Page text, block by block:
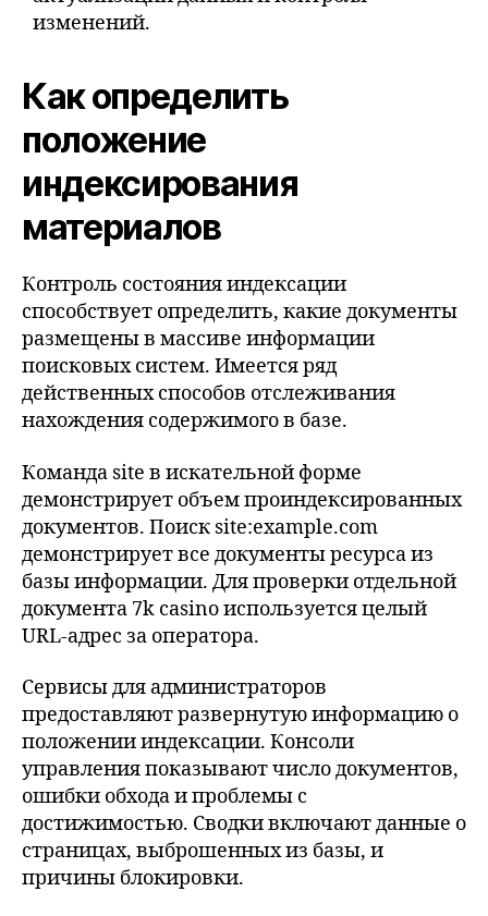
изменений.
Как определить
положение
индексирования
материалов
Контроль состояния индексации
способствует определить, какие документы
размещены в массиве информации
поисковых систем. Имеется ряд
действенных способов отслеживания
нахождения содержимого в базе.
Команда site в искательной форме
демонстрирует объем проиндексированных
документов. Поиск site:example.com
демонстрирует все документы ресурса из
базы информации. Для проверки отдельной
документа 7k casino используется целый
URL-адрес за оператора.
Сервисы для администраторов
предоставляют развернутую информацию о
положении индексации. Консоли
управления показывают число документов,
ошибки обхода и проблемы с
достижимостью. Сводки включают данные о
страницах, выброшенных из базы, и
причины блокировки.